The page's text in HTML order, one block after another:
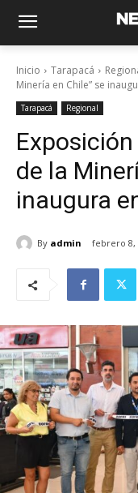
Inicio Tarapacá
Minería en Chile” se
Tarapacá Regional
de la
inaugura
By admin febrero 8,